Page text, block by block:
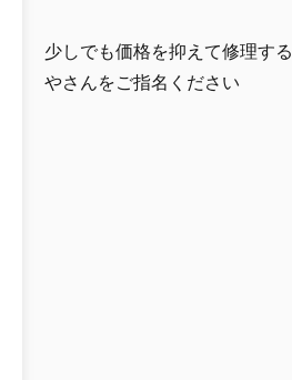
少しでも価格を抑えて修理す
やさんをご指名ください